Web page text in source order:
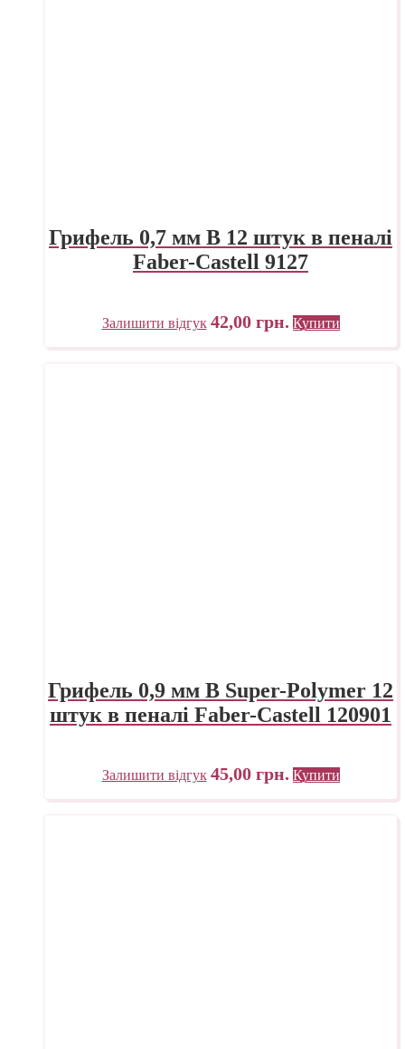
Грифель 0,7 мм B 12 штук в пеналі
Faber-Castell 9127
Залишити відгук 42,00 грн. Купити
Грифель 0,9 мм B Super-Polymer 12
штук в пеналі Faber-Castell 120901
Залишити відгук 45,00 грн. Купити